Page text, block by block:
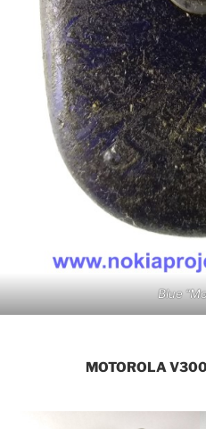
Blue
MOTOROLA